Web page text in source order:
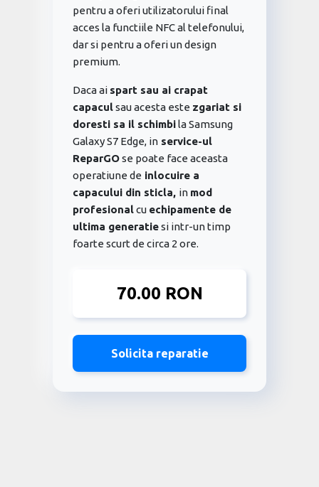
pentru a oferi utilizatorului final
acces la functiile NFC al telefonului,
dar si pentru a oferi un design
premium.
Daca ai spart sau ai crapat
capaculsau acesta este zgariat si
doresti sa il schimbila Samsung
Galaxy S7 Edge, in service-ul
ReparGOse poate face aceasta
operatiune de inlocuire a
capacului din sticla, in mod
profesionalcu echipamente de
ultima generatiesi intr-un timp
foarte scurt de circa 2 ore.
70.00 RON
Solicita reparatie